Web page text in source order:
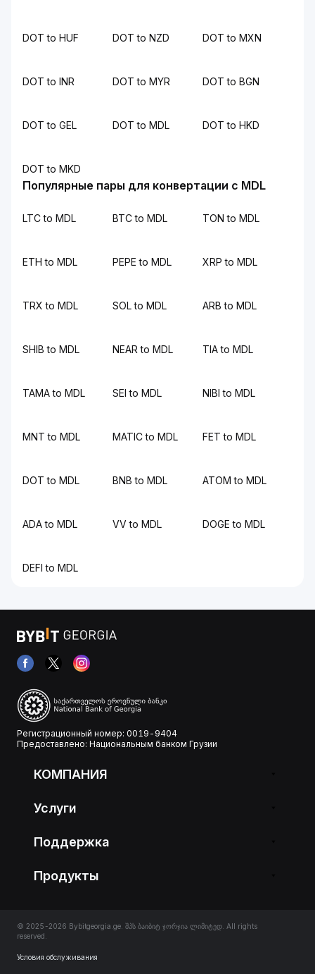
DOT to HUF DOT to NZD DOT to MXN
DOT to INR DOT to MYR DOT to BGN
DOT to GEL DOT to MDL DOT to HKD
DOT to MKD
Популярные пары для конвертации с MDL
LTC to MDL BTC to MDL TON to MDL
ETH to MDL PEPE to MDL XRP to MDL
TRX to MDL SOL to MDL ARB to MDL
SHIB to MDL NEAR to MDL TIA to MDL
TAMA to MDL SEI to MDL NIBI to MDL
MNT to MDL MATIC to MDL FET to MDL
DOT to MDL BNB to MDL ATOM to MDL
ADA to MDL VV to MDL DOGE to MDL
DEFI to MDL
Регистрационный номер: 0019-9404
Предоставлено: Национальным банком Грузии
КОМПАНИЯ
Услуги
Поддержка
Продукты
© 2025-2026 Bybitgeorgia.ge. შპს ბაიბიტ ჯორჯია ლიმიტედ. All rights
reserved.
Условия обслуживания